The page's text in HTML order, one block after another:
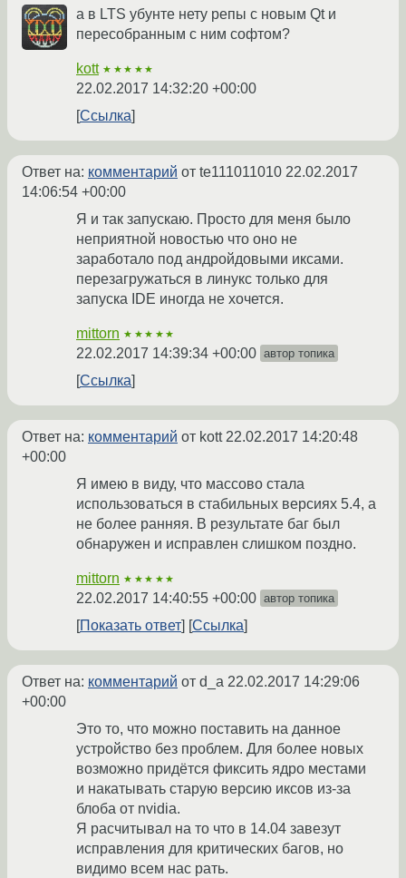
а в LTS убунте нету репы с новым Qt и
пересобранным с ним софтом?
kott ★★★★★
22.02.2017 14:32:20 +00:00
Ссылка
Ответ на: комментарий от te111011010 22.02.2017
14:06:54 +00:00
Я и так запускаю. Просто для меня было
неприятной новостью что оно не
заработало под андройдовыми иксами.
перезагружаться в линукс только для
запуска IDE иногда не хочется.
mittorn ★★★★★
22.02.2017 14:39:34 +00:00 автор топика
Ссылка
Ответ на: комментарий от kott 22.02.2017 14:20:48
+00:00
Я имею в виду, что массово стала
использоваться в стабильных версиях 5.4, а
не более ранняя. В результате баг был
обнаружен и исправлен слишком поздно.
mittorn ★★★★★
22.02.2017 14:40:55 +00:00 автор топика
Показать ответ Ссылка
Ответ на: комментарий от d_a 22.02.2017 14:29:06
+00:00
Это то, что можно поставить на данное
устройство без проблем. Для более новых
возможно придётся фиксить ядро местами
и накатывать старую версию иксов из-за
блоба от nvidia.
Я расчитывал на то что в 14.04 завезут
исправления для критических багов, но
видимо всем нас рать.